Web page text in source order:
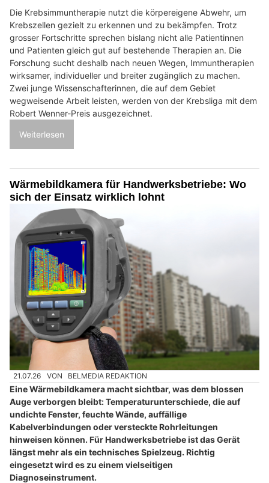
Die Krebsimmuntherapie nutzt die körpereigene Abwehr, um
Krebszellen gezielt zu erkennen und zu bekämpfen. Trotz
grosser Fortschritte sprechen bislang nicht alle Patientinnen
und Patienten gleich gut auf bestehende Therapien an. Die
Forschung sucht deshalb nach neuen Wegen, Immuntherapien
wirksamer, individueller und breiter zugänglich zu machen.
Zwei junge Wissenschafterinnen, die auf dem Gebiet
wegweisende Arbeit leisten, werden von der Krebsliga mit dem
Robert Wenner-Preis ausgezeichnet.
Weiterlesen
Wärmebildkamera für Handwerksbetriebe: Wo
sich der Einsatz wirklich lohnt
21.07.26 VON BELMEDIA REDAKTION
Eine Wärmebildkamera macht sichtbar, was dem blossen
Auge verborgen bleibt: Temperaturunterschiede, die auf
undichte Fenster, feuchte Wände, auffällige
Kabelverbindungen oder versteckte Rohrleitungen
hinweisen können. Für Handwerksbetriebe ist das Gerät
längst mehr als ein technisches Spielzeug. Richtig
eingesetzt wird es zu einem vielseitigen
Diagnoseinstrument.